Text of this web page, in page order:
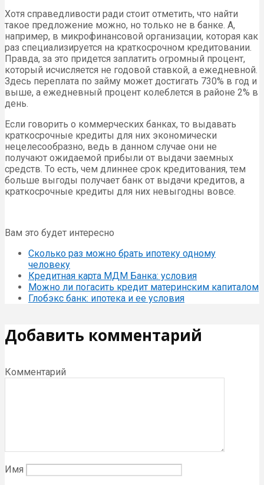
Хотя справедливости ради стоит отметить, что найти
такое предложение можно, но только не в банке. А,
например, в микрофинансовой организации, которая как
раз специализируется на краткосрочном кредитовании.
Правда, за это придется заплатить огромный процент,
который исчисляется не годовой ставкой, а ежедневной.
Здесь переплата по займу может достигать 730% в год и
выше, а ежедневный процент колеблется в районе 2% в
день.
Если говорить о коммерческих банках, то выдавать
краткосрочные кредиты для них экономически
нецелесообразно, ведь в данном случае они не
получают ожидаемой прибыли от выдачи заемных
средств. То есть, чем длиннее срок кредитования, тем
больше выгоды получает банк от выдачи кредитов, а
краткосрочные кредиты для них невыгодны вовсе.
Вам это будет интересно
Сколько раз можно брать ипотеку одному
человеку
Кредитная карта МДМ Банка: условия
Можно ли погасить кредит материнским капиталом
Глобэкс банк: ипотека и ее условия
Добавить комментарий
Комментарий
Имя